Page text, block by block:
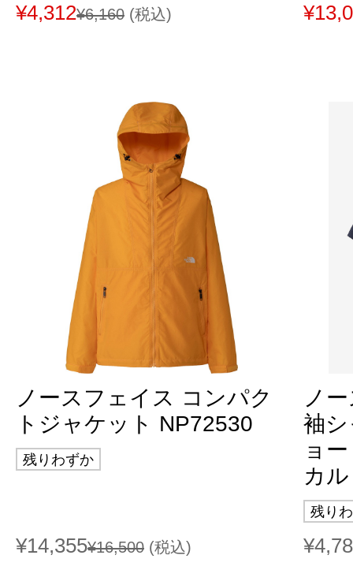
¥4,312¥6,160 (税込)
ノースフェイス コンパク
トジャケット NP72530
残りわずか
¥14,355¥16,500 (税込)
ノ
袖
ョ
カ
残り